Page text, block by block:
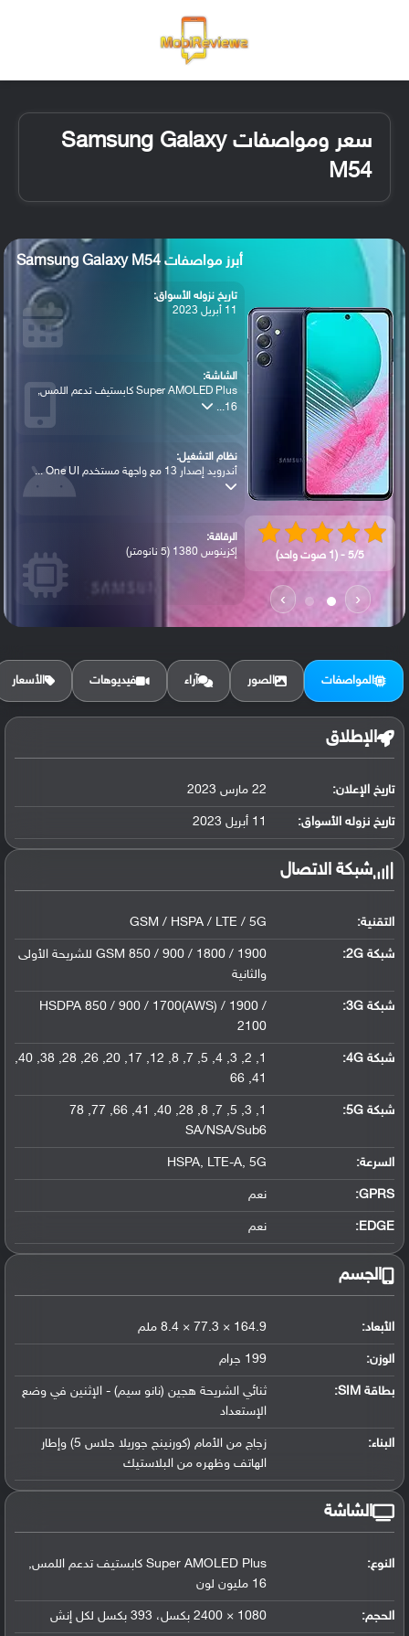
سعر ومواصفات Samsung Galaxy
M54
5/5 - (1 صوت واحد)
‹
›
أبرز مواصفات Samsung Galaxy M54
تاريخ نزوله الأسواق:
11 أبريل 2023
الشاشة:
Super AMOLED Plus كابستيف تدعم اللمس,
16...
نظام التشغيل:
أندرويد إصدار 13 مع واجهة مستخدم One UI ...
الرقاقة:
إكزينوس 1380 (5 نانومتر)
الرام / التخزين:
البطارية:
ليثيوم بوليمر سعة 6000 مللي أمبير, غير ق...
المواصفات الصور آراء فيديوهات الأسعار
الإطلاق
تاريخ الإعلان: 22 مارس 2023
تاريخ نزوله الأسواق: 11 أبريل 2023
شبكة الاتصال
التقنية: GSM / HSPA / LTE / 5G
شبكة 2G:
GSM 850 / 900 / 1800 / 1900 للشريحة الأولى
والثانية
شبكة 3G :
HSDPA 850 / 900 / 1700(AWS) / 1900 /
2100
شبكة 4G :
1, 2, 3, 4, 5, 7, 8, 12, 17, 20, 26, 28, 38, 40,
41, 66
شبكة 5G :
1, 3, 5, 7, 8, 28, 40, 41, 66, 77, 78
SA/NSA/Sub6
السرعة: HSPA, LTE-A, 5G
GPRS: نعم
EDGE: نعم
الجسم
الأبعاد: 164.9 × 77.3 × 8.4 ملم
الوزن: 199 جرام
بطاقة SIM:
ثنائي الشريحة هجين (نانو سيم) - الإثنين في وضع
الإستعداد
البناء:
زجاج من الأمام (كورنينج جوريلا جلاس 5) وإطار
الهاتف وظهره من البلاستيك
الشاشة
النوع:
Super AMOLED Plus كابستيف تدعم اللمس,
16 مليون لون
الحجم: 1080 × 2400 بكسل، 393 بكسل لكل إنش